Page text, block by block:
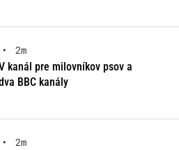
•
2m
kanál pre milovníkov psov a
BBC kanály
•
2m